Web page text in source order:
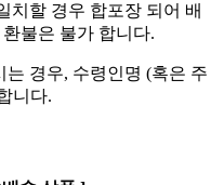
치할 경우 합포장 되어 배
불은 불가 합니다.
경우, 수령인명 (혹은 주
니다.